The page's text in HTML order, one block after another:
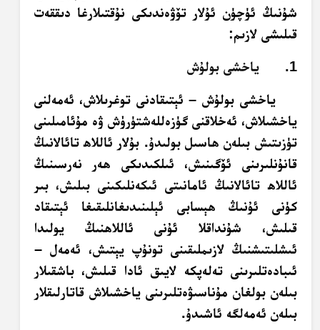
شۇنىڭ ئۈچۈن ئۇلار تۆۋەندىكى نۇقتىلارغا دىققەت
قىلىشى لازىم:
1. ياخشى بولۇش
ياخشى بولۇش – ئېتىقادنى توغرىلاش، ئەمەلنى
ياخشىلاش، ئەخلاقنى گۈزەللەشتۈرۈش ۋە مۇئامىلىنى
تۈزىتىش بىلەن ھاسىل بولىدۇ. بۇلار ئاللاھ تائالانىڭ
قانۇنلىرىنى ئۆگىنىش، ئىلكىدىكى ھەر نەرسىنىڭ
ئاللاھ تائالانىڭ ئامانىتى ئىكەنلىكىنى بىلىش، بىر
كۈنى ئۇنىڭ ھېسابى ئېلىنىدىغانلىقىغا ئېتىقاد
قىلىش، شۇنداقلا ئۇنى ئاللاھنىڭ يولىدا
ئىشلىتىشنىڭ لازىملىقىنى تونۇپ يېتىش، ئەمەل –
ئىبادەتلىرىنى تەلەپكە لايىق ئادا قىلىش، باشقىلار
بىلەن بولغان مۇناسىۋەتلىرىنى ياخشىلاش قاتارلىقلار
بىلەن ئەمەلگە ئاشىدۇ.